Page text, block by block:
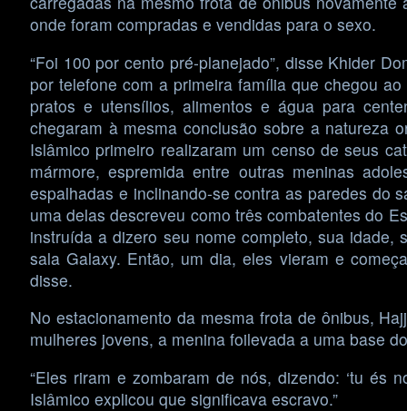
onde foram compradas e vendidas para o sexo.
“Foi 100 por cento pré-planejado”, disse Khider
por telefone com a primeira família que chegou
pratos e utensílios, alimentos e água para
chegaram à mesma conclusão sobre a natureza
Islâmico primeiro realizaram um censo de seus
mármore, espremida entre outras meninas
espalhadas e inclinando-se contra as paredes do
uma delas descreveu como três combatentes do
instruída a dizero seu nome completo, sua
sala Galaxy. Então, um dia, eles vieram e
disse.
No estacionamento da mesma frota de ônibus,
mulheres jovens, a menina foilevada a uma base
“Eles riram e zombaram de nós, dizendo: ‘tu és
Islâmico explicou que significava escravo.”